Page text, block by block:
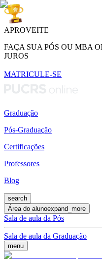
APROVEITE
FAÇA SUA PÓS OU MBA
JUROS
MATRICULE-SE
Graduação
Pós-Graduação
Certificações
Professores
Blog
search
Área do alunoexpand_more
Sala de aula da Pós
Sala de aula da Graduação
menu